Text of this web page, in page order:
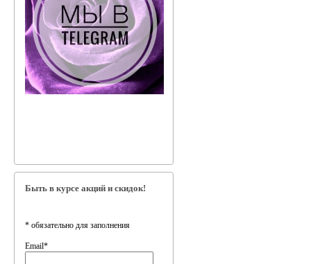
Быть в курсе акций и скидок!
* обязательно для заполнения
Email*